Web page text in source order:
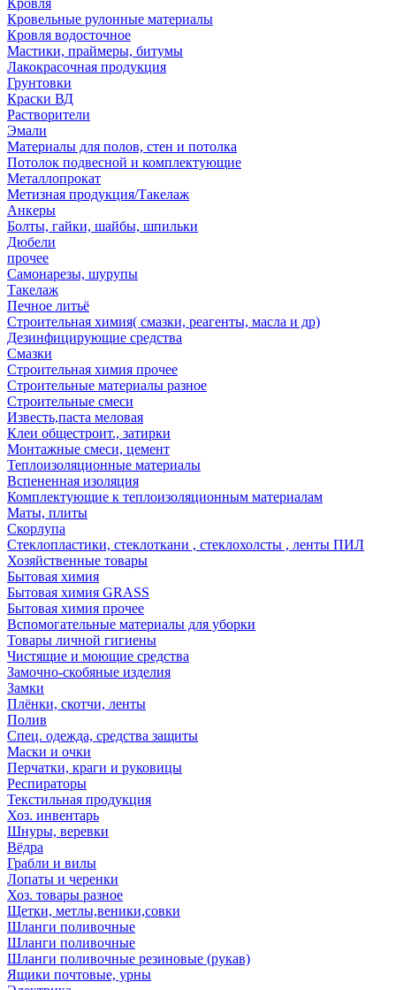
Кровля
Кровельные рулонные материалы
Кровля водосточное
Мастики, праймеры, битумы
Лакокрасочная продукция
Грунтовки
Краски ВД
Растворители
Эмали
Материалы для полов, стен и потолка
Потолок подвесной и комплектующие
Металлопрокат
Метизная продукция/Такелаж
Анкеры
Болты, гайки, шайбы, шпильки
Дюбели
прочее
Самонарезы, шурупы
Такелаж
Печное литьё
Строительная химия( смазки, реагенты, масла и др)
Дезинфицирующие средства
Смазки
Строительная химия прочее
Строительные материалы разное
Строительные смеси
Известь,паста меловая
Клеи общестроит., затирки
Монтажные смеси, цемент
Теплоизоляционные материалы
Вспененная изоляция
Комплектующие к теплоизоляционным материалам
Маты, плиты
Скорлупа
Стеклопластики, стеклоткани , стеклохолсты , ленты ПИЛ
Хозяйственные товары
Бытовая химия
Бытовая химия GRASS
Бытовая химия прочее
Вспомогательные материалы для уборки
Товары личной гигиены
Чистящие и моющие средства
Замочно-скобяные изделия
Замки
Плёнки, скотчи, ленты
Полив
Спец. одежда, средства защиты
Маски и очки
Перчатки, краги и руковицы
Респираторы
Текстильная продукция
Хоз. инвентарь
Шнуры, веревки
Вёдра
Грабли и вилы
Лопаты и черенки
Хоз. товары разное
Щетки, метлы,веники,совки
Шланги поливочные
Шланги поливочные
Шланги поливочные резиновые (рукав)
Ящики почтовые, урны